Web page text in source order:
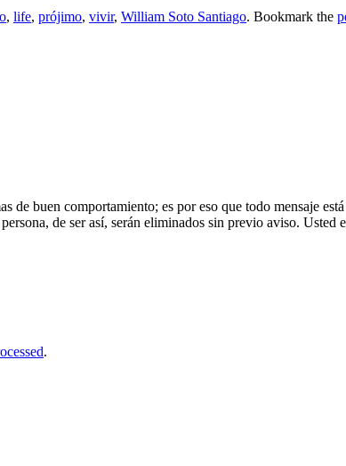
, life, prójimo, vivir, William Soto Santiago. Bookmark the
de buen comportamiento; es por eso que todo mensaje
de ser así, serán eliminados sin previo aviso. Usted
.